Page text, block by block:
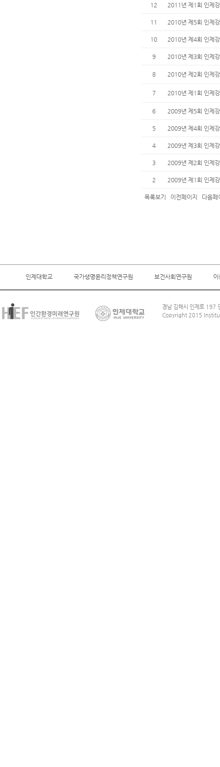
12 2011년 제1회 인제
11 2010년 제5회 인제
10 2010년 제4회 인제
9 2010년 제3회 인제
8 2010년 제2회 인제
7 2010년 제1회 인제
6 2009년 제5회 인제
5 2009년 제4회 인제
4 2009년 제3회 인제
3 2009년 제2회 인제
2 2009년 제1회 인제
목록보기 이전페이지 다음페
인제대학교 국가생명윤리정책연구원 보건사회연구원 이
경남 김해시 인제로
Copyright 2015